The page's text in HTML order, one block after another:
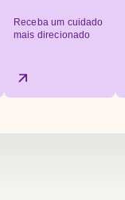
Receba um cuidado
mais direcionado